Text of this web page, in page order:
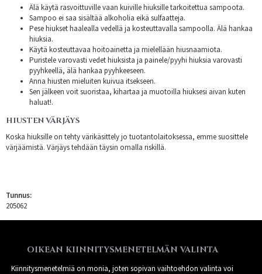
Älä käytä rasvoittuville vaan kuiville hiuksille tarkoitettua sampoota.
Sampoo ei saa sisältää alkoholia eikä sulfaatteja.
Pese hiukset haalealla vedellä ja kosteuttavalla sampoolla. Älä hankaa
hiuksia.
Käytä kosteuttavaa hoitoainetta ja mielellään hiusnaamiota.
Puristele varovasti vedet hiuksista ja painele/pyyhi hiuksia varovasti
pyyhkeellä, älä hankaa pyyhkeeseen.
Anna hiusten mieluiten kuivua itsekseen.
Sen jälkeen voit suoristaa, kihartaa ja muotoilla hiuksesi aivan kuten
haluat!.
HIUSTEN VÄRJÄYS
Koska hiuksille on tehty värikäsittely jo tuotantolaitoksessa, emme suosittele
värjäämistä. Värjäys tehdään täysin omalla riskillä.
Tunnus:
205062
OIKEAN KIINNITYSMENETELMÄN VALINTA
Kiinnitysmenetelmiä on monia, joten sopivan vaihtoehdon valinta voi